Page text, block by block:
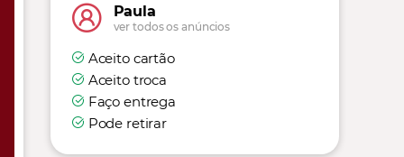
Paula
ver todos os anúncios
Aceito cartão
Aceito troca
Faço entrega
Pode retirar